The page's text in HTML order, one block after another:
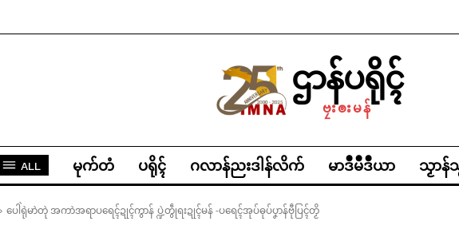
ဌာန်ပရိုၚ်
ဗၠးၜးမန်
ALL မုက်တံ ပရိုၚ် ဂလာန်ညးဒါန်လိက် မာဒဳမဳဒဳယာ သၟာ
ပေါဲရုဲမာဲတုဲ အကာဲအရာပရေၚ်ဍုၚ်ကွာန် ပ္ဍဲတွဵုရးဍုၚ်မန် -ပရေၚ်အုပ်ဓုပ်ပၞာန်ဗီုပြၚ်တၟိ